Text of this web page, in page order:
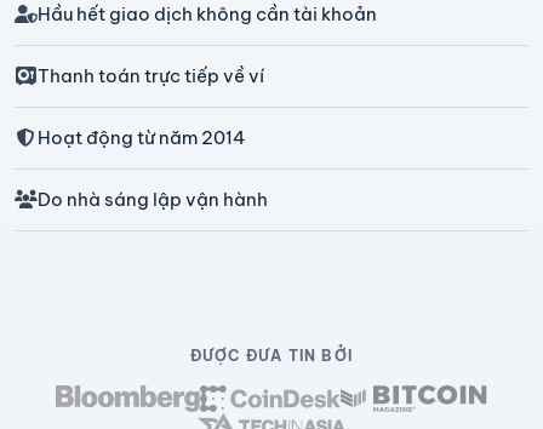
Hầu hết giao dịch không cần tài khoản
Thanh toán trực tiếp về ví
Hoạt động từ năm 2014
Do nhà sáng lập vận hành
ĐƯỢC ĐƯA TIN BỞI